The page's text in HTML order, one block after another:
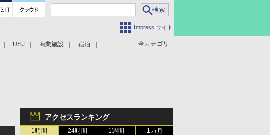
Impress サイト
全カテゴリ
USJ 商業施設 宿泊
アクセスランキング
1時間 24時間 1週間 1カ月